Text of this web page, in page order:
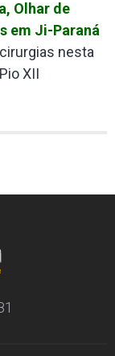
Olhar de
em Ji-Paraná
nesta
XII